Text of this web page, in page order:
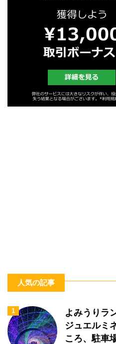
人気の記事
1
よみうりラ
ジュエルミ
ころ、駐車